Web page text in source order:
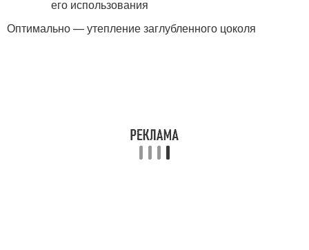
Оптимально — утепление заглубленного цоколя